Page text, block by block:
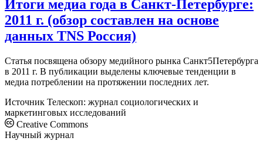
Итоги медиа года в Санкт-Петербурге:
2011 г. (обзор составлен на основе
данных TNS Россия)
Статья посвящена обзору медийного рынка Санкт5Петербурга
в 2011 г. В публикации выделены ключевые тенденции в
медиа потреблении на протяжении последних лет.
Источник Телескоп: журнал социологических и
маркетинговых исследований
Creative Commons
Научный журнал